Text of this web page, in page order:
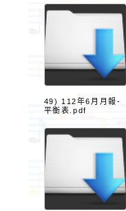
49) 112年6月月報-
平衡表.pdf